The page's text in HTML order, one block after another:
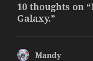
10 thoughts on
Galaxy.”
Mandy